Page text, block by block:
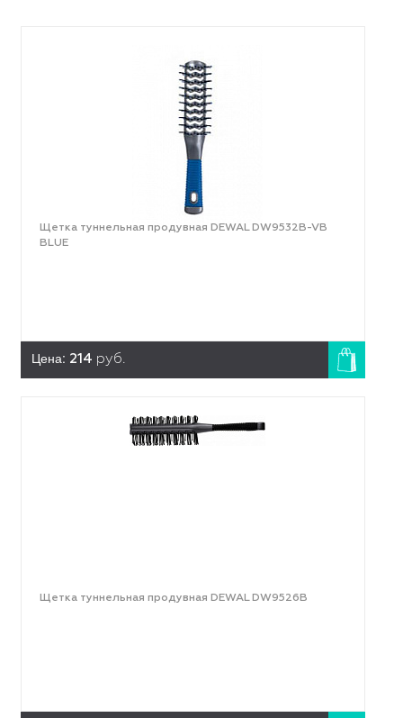
Щетка туннельная продувная DEWAL DW9532B-VB
BLUE
Цена: 214 руб.
Щетка туннельная продувная DEWAL DW9526B